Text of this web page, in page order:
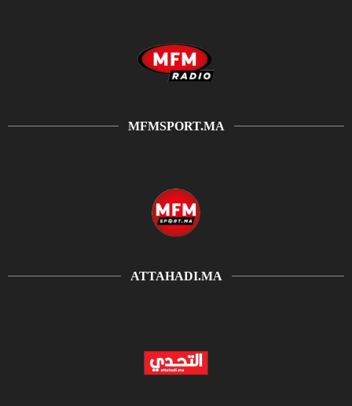
MFMSPORT.MA
ATTAHADI.MA